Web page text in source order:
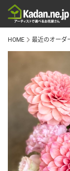
HOME 最近のオーダ